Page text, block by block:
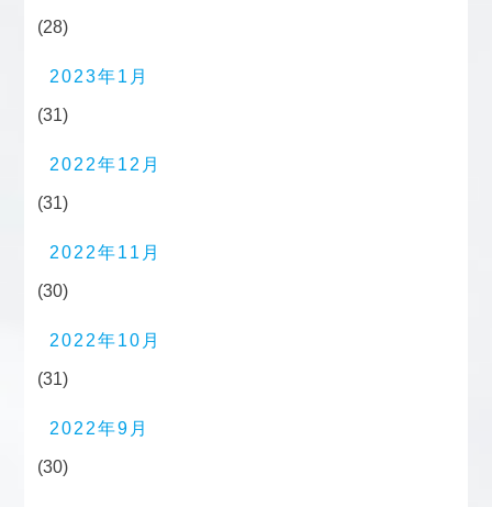
(28)
2023年1月
(31)
2022年12月
(31)
2022年11月
(30)
2022年10月
(31)
2022年9月
(30)